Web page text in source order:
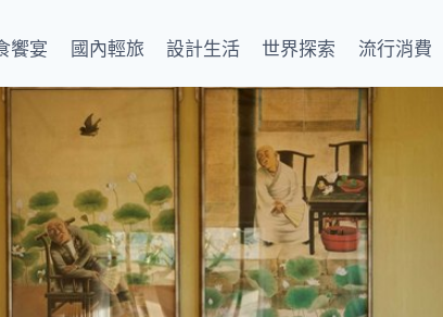
饗宴 國內輕旅 設計生活 世界探索 流行消費